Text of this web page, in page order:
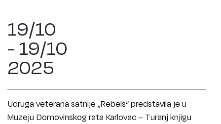
19/10
- 19/10
2025
Udruga veterana satnije „Rebels“ predstavila je u
Muzeju Domovinskog rata Karlovac – Turanj knjigu